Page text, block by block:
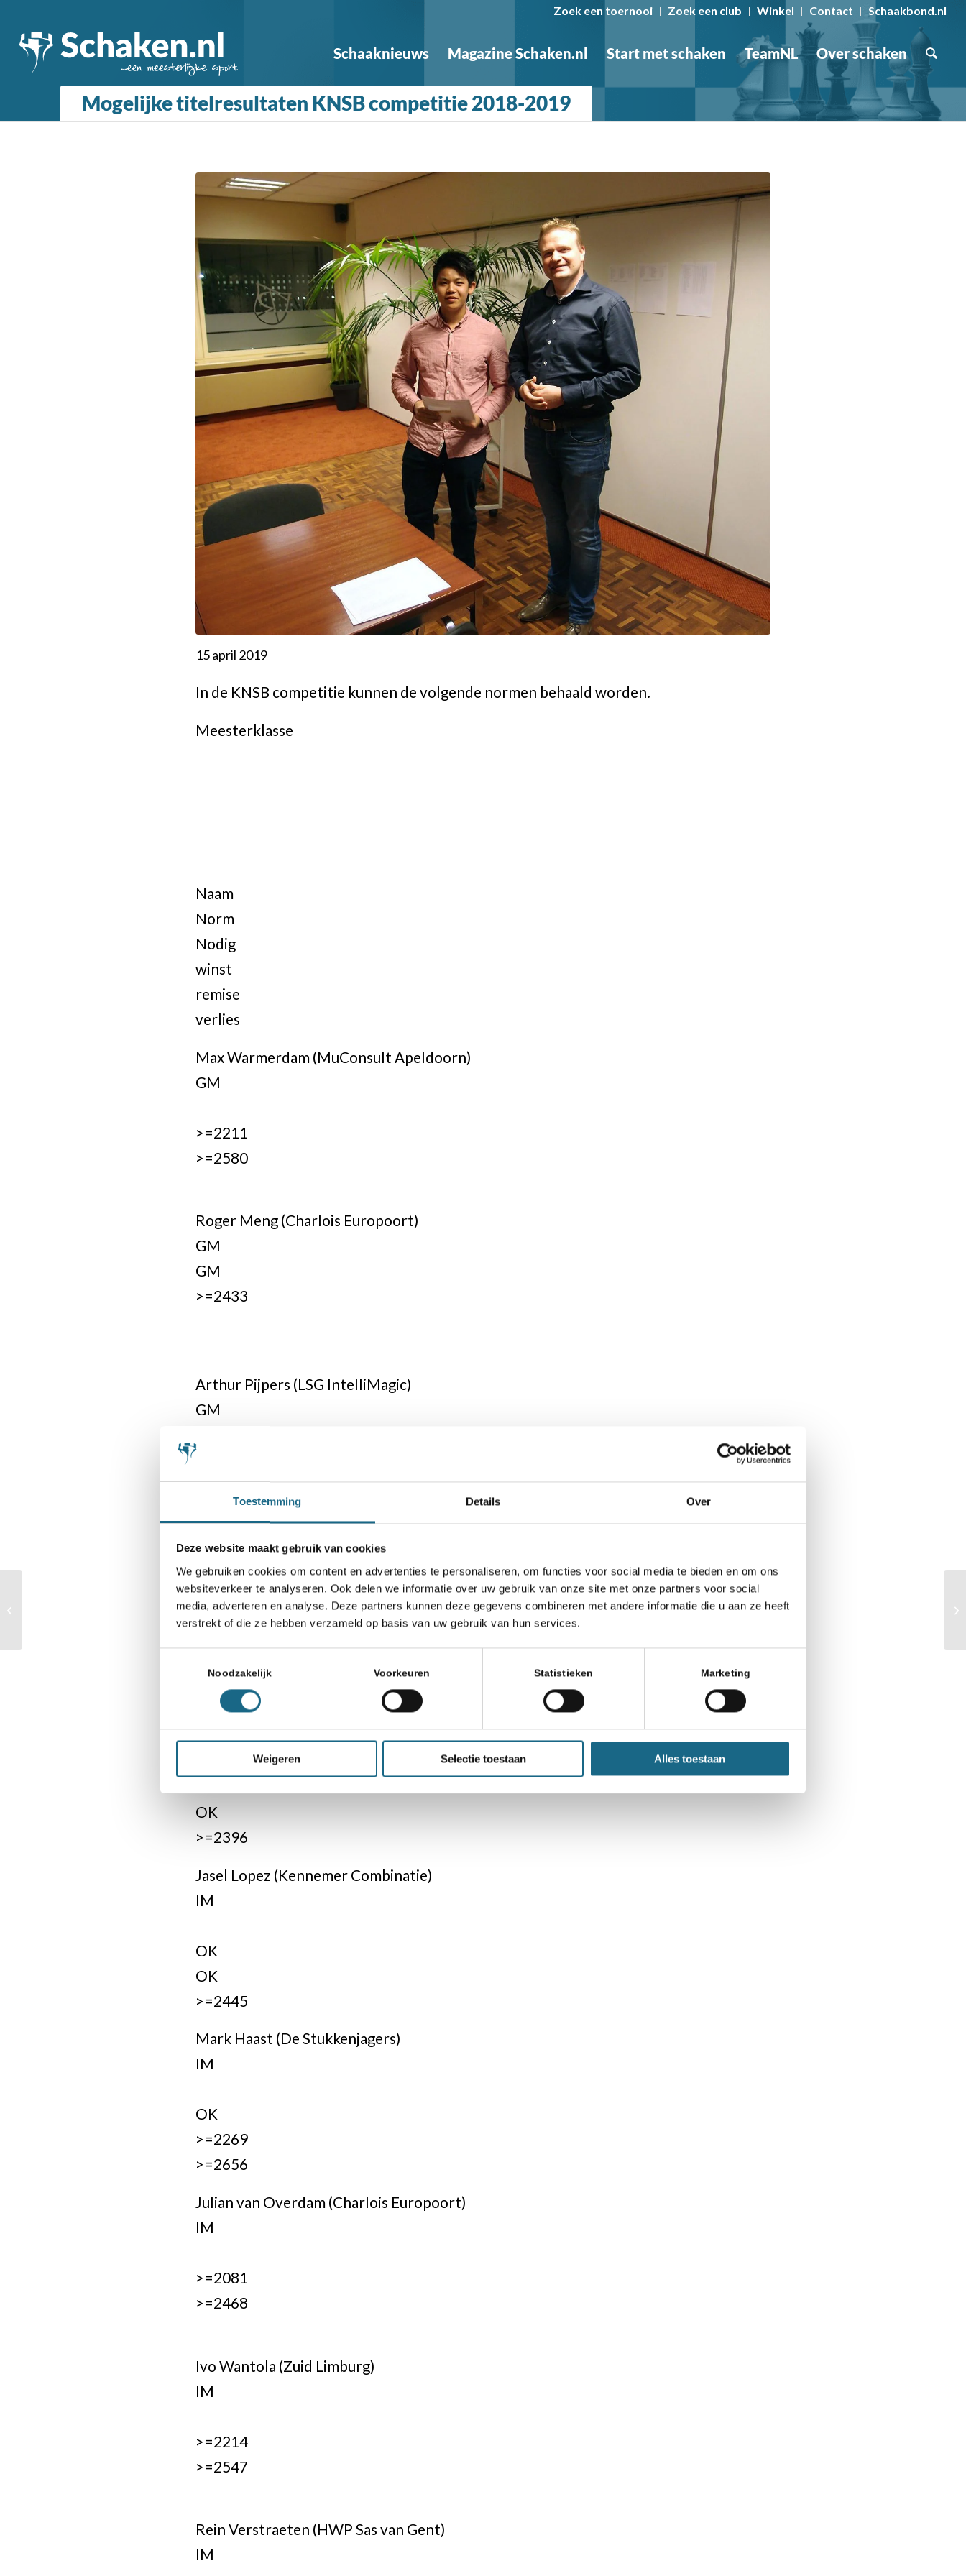
Toestemming Details Over
Deze website maakt gebruik van cookies
We gebruiken cookies om content en advertenties te personaliseren, om functies voor social media te bieden en om ons
websiteverkeer te analyseren. Ook delen we informatie over uw gebruik van onze site met onze partners voor social
media, adverteren en analyse. Deze partners kunnen deze gegevens combineren met andere informatie die u aan ze heeft
verstrekt of die ze hebben verzameld op basis van uw gebruik van hun services.
Noodzakelijk Voorkeuren Statistieken Marketing
Weigeren Selectie toestaan Alles toestaan
Zoek een toernooi Zoek een club Winkel Contact Schaakbond.nl
Schaaknieuws Magazine Schaken.nl Start met schaken TeamNL Over schaken
Mogelijke titelresultaten KNSB competitie 2018-2019
15 april 2019
In de KNSB competitie kunnen de volgende normen behaald worden.
Meesterklasse
Naam
Norm
Nodig
winst
remise
verlies
Max Warmerdam (MuConsult Apeldoorn)
GM
>=2211
>=2580
Roger Meng (Charlois Europoort)
GM
GM
>=2433
Arthur Pijpers (LSG IntelliMagic)
GM
Roger Meng (Charlois Europoort)
IM
OK
OK
OK
Nico Zwirs (MuConsult Apeldoorn)
IM
OK
>=2396
Jasel Lopez (Kennemer Combinatie)
IM
OK
OK
>=2445
Mark Haast (De Stukkenjagers)
IM
OK
>=2269
>=2656
Julian van Overdam (Charlois Europoort)
IM
>=2081
>=2468
Ivo Wantola (Zuid Limburg)
IM
>=2214
>=2547
Rein Verstraeten (HWP Sas van Gent)
IM